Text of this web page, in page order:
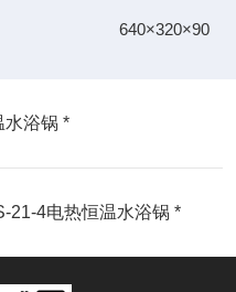
640×320×90
水浴锅 *
21-4电热恒温水浴锅 *